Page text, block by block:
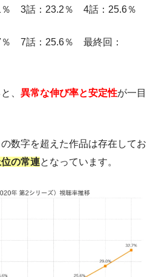
3話：23.2％ 4話：25.6％
7話：25.6％ 最終回：
、 異常な伸び率と安定性が一目
数字を超えた作品は存在してお
の常連となっています。